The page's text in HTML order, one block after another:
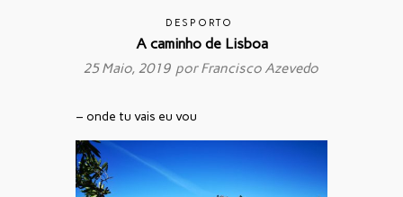
DESPORTO
A caminho de Lisboa
25 Maio, 2019 porFrancisco Azevedo
– onde tu vais eu vou